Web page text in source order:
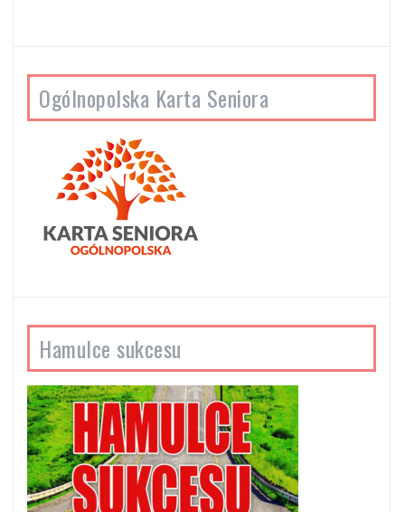
Ogólnopolska Karta Seniora
Hamulce sukcesu